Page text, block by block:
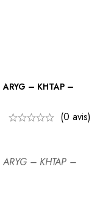
– KHTAP –
(0 avis)
– KHTAP –